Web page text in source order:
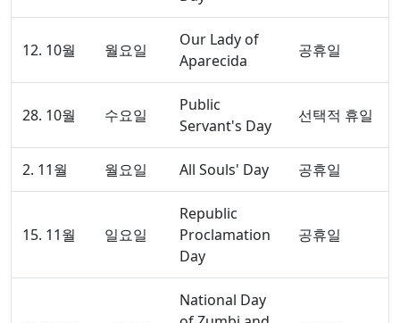
12. 10월 월요일
Our Lady of
Aparecida
공휴일
28. 10월 수요일
Public
Servant's Day
선택적 휴일
2. 11월 월요일 All Souls' Day 공휴일
15. 11월 일요일
Republic
Proclamation
Day
공휴일
National Day